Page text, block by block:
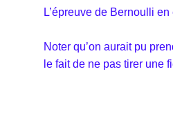
L’épreuve de Bernoulli
Noter qu’on aurait pu
le fait de ne pas tirer une